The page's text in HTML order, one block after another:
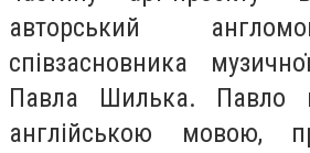
авторський
співзасновника
Павла Шилька. Павло
англійською мовою,